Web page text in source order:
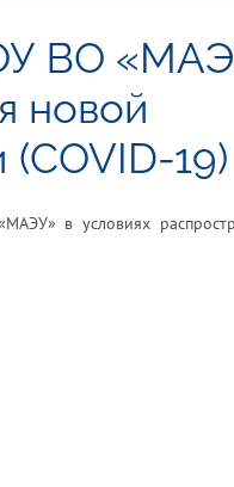
ВО
новой
19)
в условиях